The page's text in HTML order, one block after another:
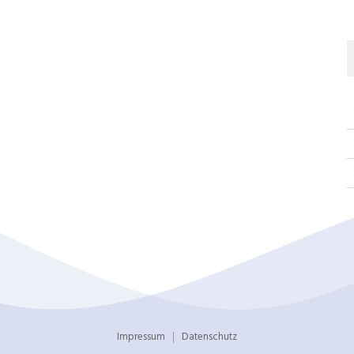
Impressum Datenschutz